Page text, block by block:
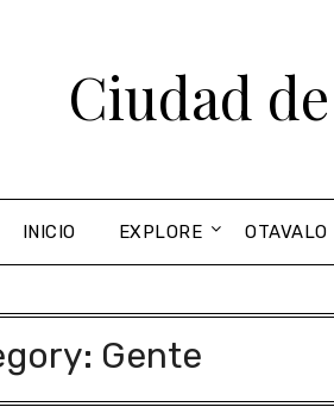
Ciudad
INICIO EXPLORE OTAVALO
Gente